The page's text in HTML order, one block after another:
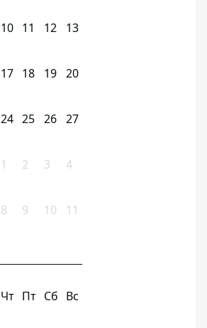
10 11 12 13
17 18 19 20
24 25 26 27
1 2 3 4
8 9 10 11
Чт Пт Сб Вс